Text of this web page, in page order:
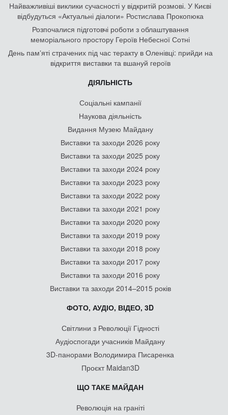
Найважливіші виклики сучасності у відкритій розмові. У Києві
відбудуться «Актуальні діалоги» Ростислава Прокопюка
Розпочалися підготовчі роботи з облаштування
меморіального простору Героїв Небесної Сотні
День памʼяті страчених під час теракту в Оленівці: прийди на
відкриття виставки та вшануй героїв
ДІЯЛЬНІСТЬ
Соціальні кампанії
Наукова діяльність
Видання Музею Майдану
Виставки та заходи 2026 року
Виставки та заходи 2025 року
Виставки та заходи 2024 року
Виставки та заходи 2023 року
Виставки та заходи 2022 року
Виставки та заходи 2021 року
Виставки та заходи 2020 року
Виставки та заходи 2019 року
Виставки та заходи 2018 року
Виставки та заходи 2017 року
Виставки та заходи 2016 року
Виставки та заходи 2014–2015 років
ФОТО, АУДІО, ВІДЕО, 3D
Світлини з Революції Гідності
Аудіоспогади учасників Майдану
3D-панорами Володимира Писаренка
Проєкт Maidan3D
ЩО ТАКЕ МАЙДАН
Революція на граніті